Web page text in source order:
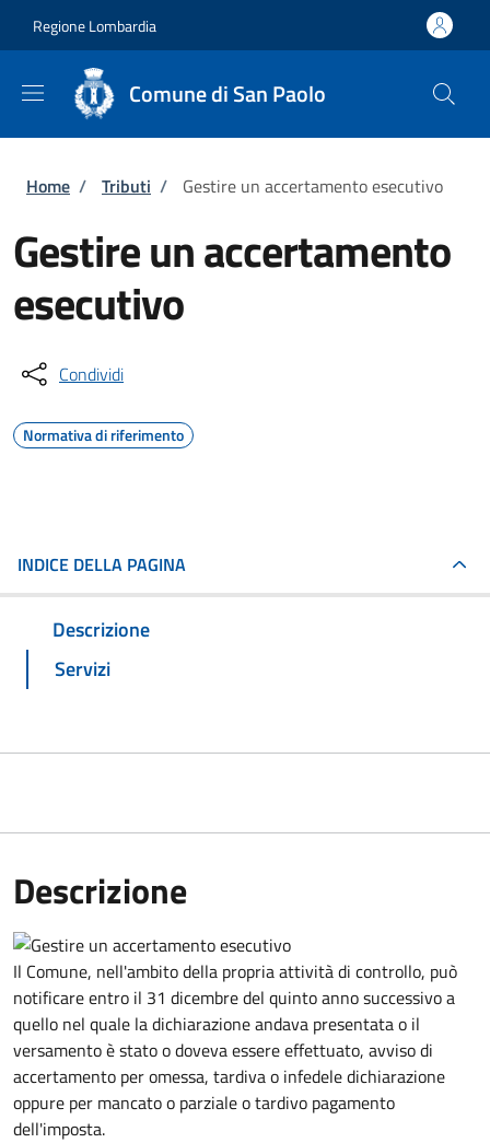
Regione Lombardia
Comune di San Paolo
Briciole di pane
Home / Tributi / Gestire un accertamento esecutivo
Gestire un accertamento
esecutivo
Condividi
Normativa di riferimento
INDICE DELLA PAGINA
Descrizione
Servizi
Descrizione
Il Comune, nell'ambito della propria attività di controllo, può
notificare entro il 31 dicembre del quinto annosuccessivo a
quello nel quale la dichiarazione andava presentata o il
versamento è stato o doveva essere effettuato, avviso di
accertamento per omessa, tardiva o infedele dichiarazione
oppure per mancato o parziale o tardivo pagamento
dell'imposta.